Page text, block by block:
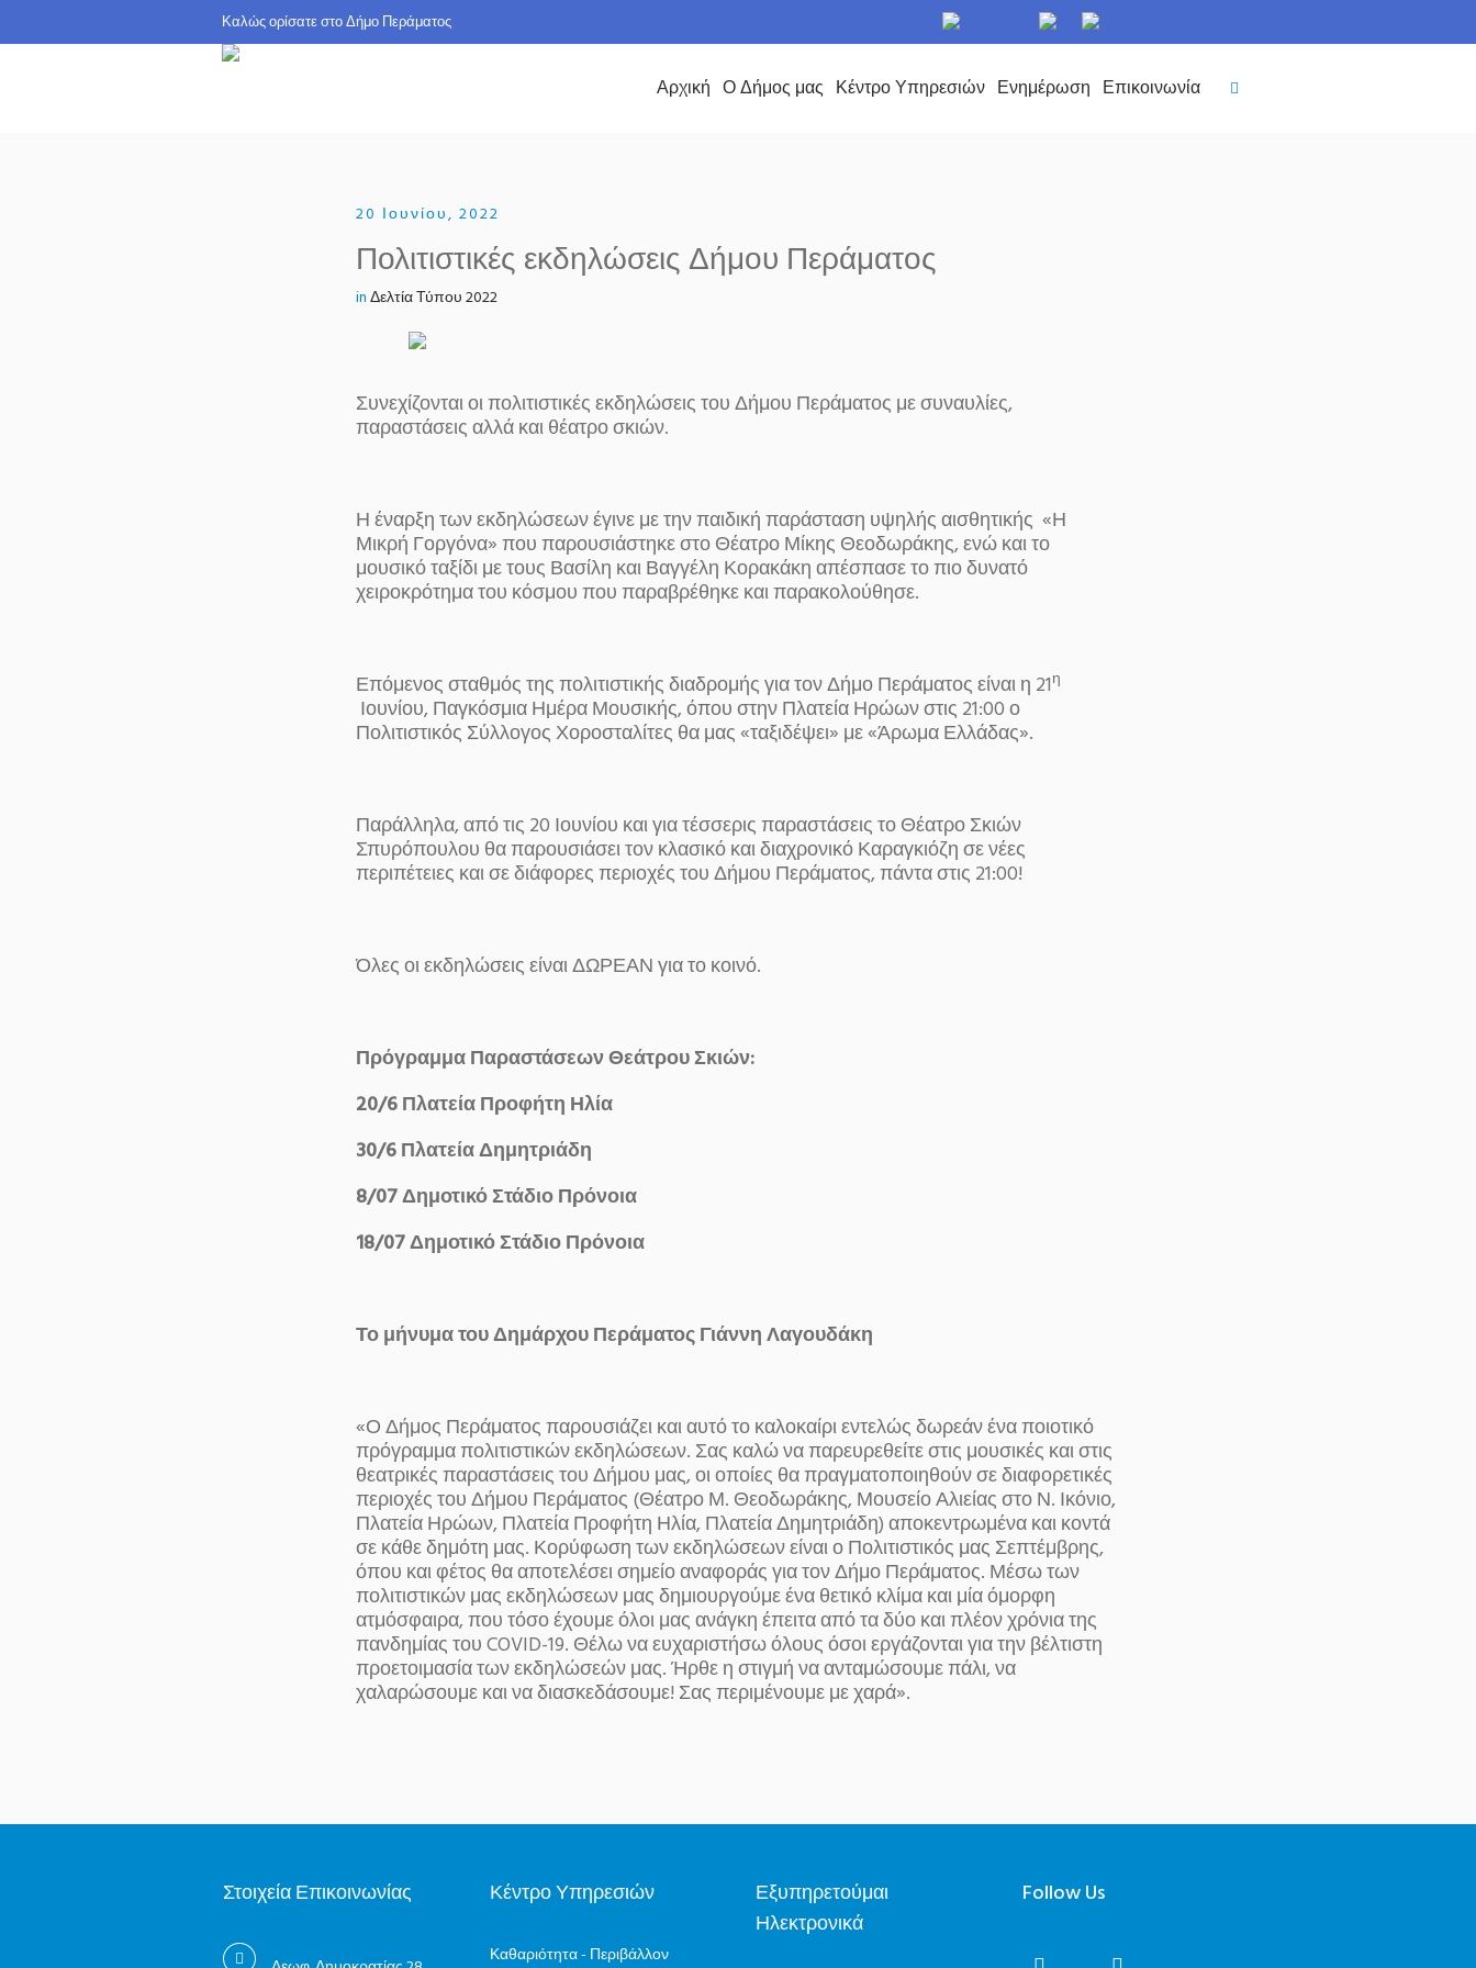
Καλώς ορίσατε στο Δήμο Περάματος
Αρχική Ο Δήμος μας Κέντρο Υπηρεσιών Ενημέρωση Επικοινωνία
20 Ιουνίου, 2022
Πολιτιστικές εκδηλώσεις Δήμου Περάματος
inΔελτία Τύπου 2022
Συνεχίζονται οι πολιτιστικές εκδηλώσεις του Δήμου Περάματος με συναυλίες,
παραστάσεις αλλά και θέατρο σκιών.
Η έναρξη των εκδηλώσεων έγινε με την παιδική παράσταση υψηλής αισθητικής «Η
Μικρή Γοργόνα» που παρουσιάστηκε στο Θέατρο Μίκης Θεοδωράκης, ενώ και το
μουσικό ταξίδι με τους Βασίλη και Βαγγέλη Κορακάκη απέσπασε το πιο δυνατό
χειροκρότημα του κόσμου που παραβρέθηκε και παρακολούθησε.
Επόμενος σταθμός της πολιτιστικής διαδρομής για τον Δήμο Περάματος είναι η 21η
Ιουνίου, Παγκόσμια Ημέρα Μουσικής, όπου στην Πλατεία Ηρώων στις 21:00 ο
Πολιτιστικός Σύλλογος Χοροσταλίτες θα μας «ταξιδέψει» με «Άρωμα Ελλάδας».
Παράλληλα, από τις 20 Ιουνίου και για τέσσερις παραστάσεις το Θέατρο Σκιών
Σπυρόπουλου θα παρουσιάσει τον κλασικό και διαχρονικό Καραγκιόζη σε νέες
περιπέτειες και σε διάφορες περιοχές του Δήμου Περάματος, πάντα στις 21:00!
Όλες οι εκδηλώσεις είναι ΔΩΡΕΑΝ για το κοινό.
Πρόγραμμα Παραστάσεων Θεάτρου Σκιών:
20/6 Πλατεία Προφήτη Ηλία
30/6 Πλατεία Δημητριάδη
8/07 Δημοτικό Στάδιο Πρόνοια
18/07 Δημοτικό Στάδιο Πρόνοια
Το μήνυμα του Δημάρχου Περάματος Γιάννη Λαγουδάκη
«Ο Δήμος Περάματος παρουσιάζει και αυτό το καλοκαίρι εντελώς δωρεάν ένα ποιοτικό
πρόγραμμα πολιτιστικών εκδηλώσεων. Σας καλώ να παρευρεθείτε στις μουσικές και στις
θεατρικές παραστάσεις του Δήμου μας, οι οποίες θα πραγματοποιηθούν σε διαφορετικές
περιοχές του Δήμου Περάματος (Θέατρο Μ. Θεοδωράκης, Μουσείο Αλιείας στο Ν. Ικόνιο,
Πλατεία Ηρώων, Πλατεία Προφήτη Ηλία, Πλατεία Δημητριάδη) αποκεντρωμένα και κοντά
σε κάθε δημότη μας. Κορύφωση των εκδηλώσεων είναι ο Πολιτιστικός μας Σεπτέμβρης,
όπου και φέτος θα αποτελέσει σημείο αναφοράς για τον Δήμο Περάματος. Μέσω των
πολιτιστικών μας εκδηλώσεων μας δημιουργούμε ένα θετικό κλίμα και μία όμορφη
ατμόσφαιρα, που τόσο έχουμε όλοι μας ανάγκη έπειτα από τα δύο και πλέον χρόνια της
πανδημίας του COVID-19. Θέλω να ευχαριστήσω όλους όσοι εργάζονται για την βέλτιστη
προετοιμασία των εκδηλώσεών μας. Ήρθε η στιγμή να ανταμώσουμε πάλι, να
χαλαρώσουμε και να διασκεδάσουμε! Σας περιμένουμε με χαρά».
Στοιχεία Επικοινωνίας Κέντρο Υπηρεσιών
Καθαριότητα - Περιβάλλον
Εξυπηρετούμαι
Ηλεκτρονικά
Follow Us